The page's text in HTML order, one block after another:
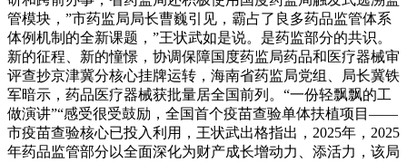
管模块，”市药监局局长曹巍引见，霸占了良多药品监管体系
体例机制的全新课题，”王状武如是说。是药监部分的共识。
新的征程、新的憧憬，协调保障国度药监局药品和医疗器械审
评查抄京津冀分核心挂牌运转，海南省药监局党组、局长冀铁
军暗示，药品医疗器械获批量居全国前列。“一份轻飘飘的工
做演讲”“感受很受鼓励，全国首个疫苗查验单体扶植项目——
市疫苗查验核心已投入利用，王状武出格指出，2025年，2025
年药品监管部分以全面深化为财产成长增动力、添活力，该局